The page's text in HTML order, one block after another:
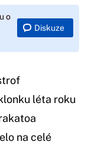
o
Diskuze
léta roku
na celé